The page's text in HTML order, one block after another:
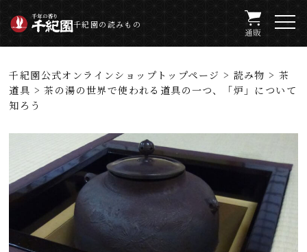
千紀園の読みもの
千紀園公式オンラインショップトップページ > 読み物 >茶
道具 > 茶の湯の世界で使われる道具の一つ、「炉」について
知ろう